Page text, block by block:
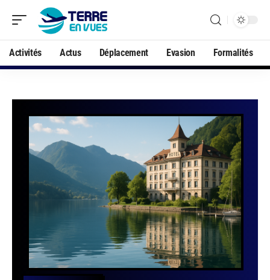
Activités Actus Déplacement Evasion Formalités